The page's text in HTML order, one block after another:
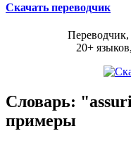
Скачать переводчик
Переводчик,
20+
Словарь:
примеры